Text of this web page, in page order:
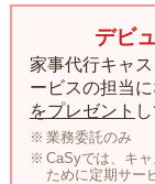
デビ
家事代行キャ
ービスの担当
をプレゼント
業務委託のみ
CaSyでは、キ
ために定期サー